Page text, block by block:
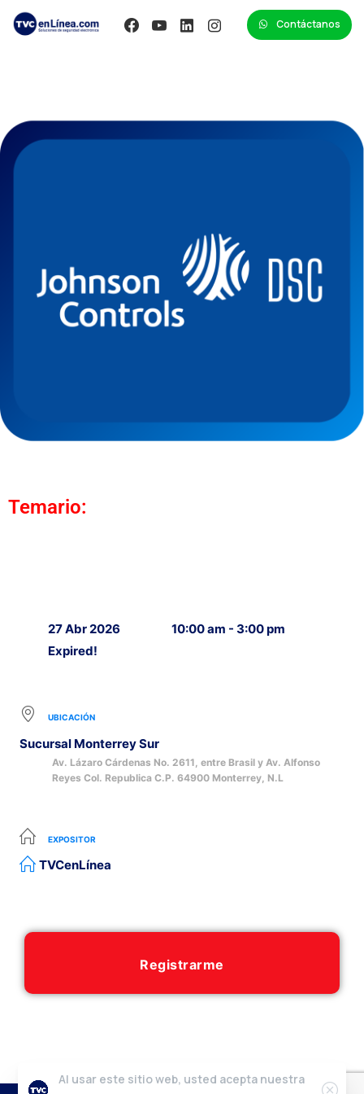
Contáctanos
Temario:
27 Abr 2026
Expired!
10:00 am - 3:00 pm
UBICACIÓN
Sucursal Monterrey Sur
Av. Lázaro Cárdenas No. 2611, entre Brasil y Av. Alfonso
Reyes Col. Republica C.P. 64900 Monterrey, N.L
EXPOSITOR
TVCenLínea
Registrarme
Al usar este sitio web, usted acepta nuestra